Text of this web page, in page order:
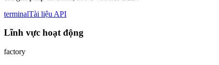
terminalTài liệu API
Lĩnh vực hoạt động
factory